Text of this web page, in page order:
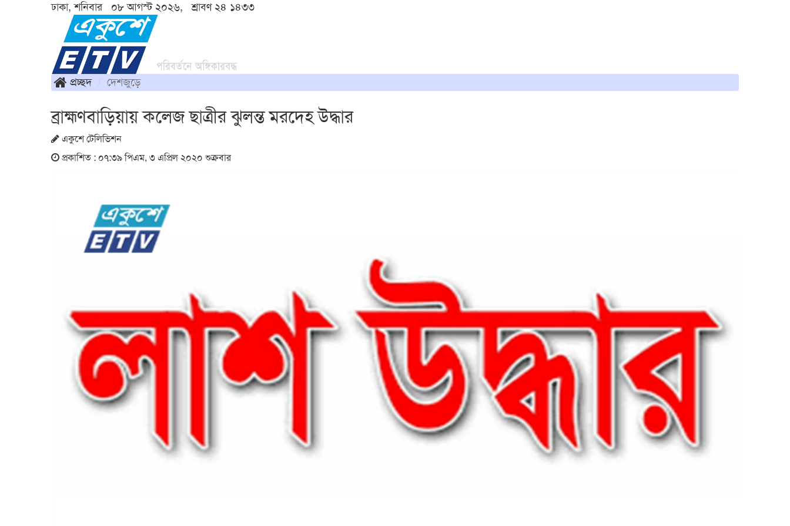
ঢাকা, শনিবার ০৮ আগস্ট ২০২৬, শ্রাবণ ২৪ ১৪৩৩
প্রচ্ছদ দেশজুড়ে
ব্রাহ্মণবাড়িয়ায় কলেজ ছাত্রীর ঝুলন্ত মরদেহ উদ্ধার
একুশে টেলিভিশন
প্রকাশিত : ০৭:৩৯ পিএম, ৩ এপ্রিল ২০২০ শুক্রবার